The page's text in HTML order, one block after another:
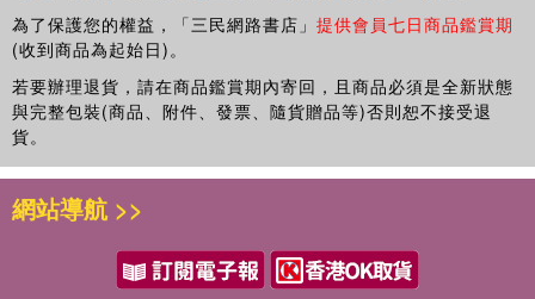
為了保護您的權益，「三民網路書店」 提供會員七日商品鑑賞期
(收到商品為起始日)。
若要辦理退貨，請在商品鑑賞期內寄回，且商品必須是全新狀態
與完整包裝(商品、附件、發票、隨貨贈品等)否則恕不接受退
貨。
網站導航 >>